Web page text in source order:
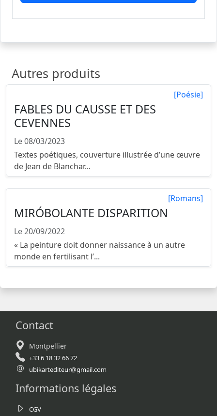
Autres produits
[Poésie]
FABLES DU CAUSSE ET DES
CEVENNES
Le 08/03/2023
Textes poétiques, couverture illustrée d’une œuvre
de Jean de Blanchar...
[Romans]
MIRÓBOLANTE DISPARITION
Le 20/09/2022
« La peinture doit donner naissance à un autre
monde en fertilisant l’...
Contact
Montpellier
+33 6 18 32 66 72
ubikartediteur@gmail.com
Informations légales
CGV